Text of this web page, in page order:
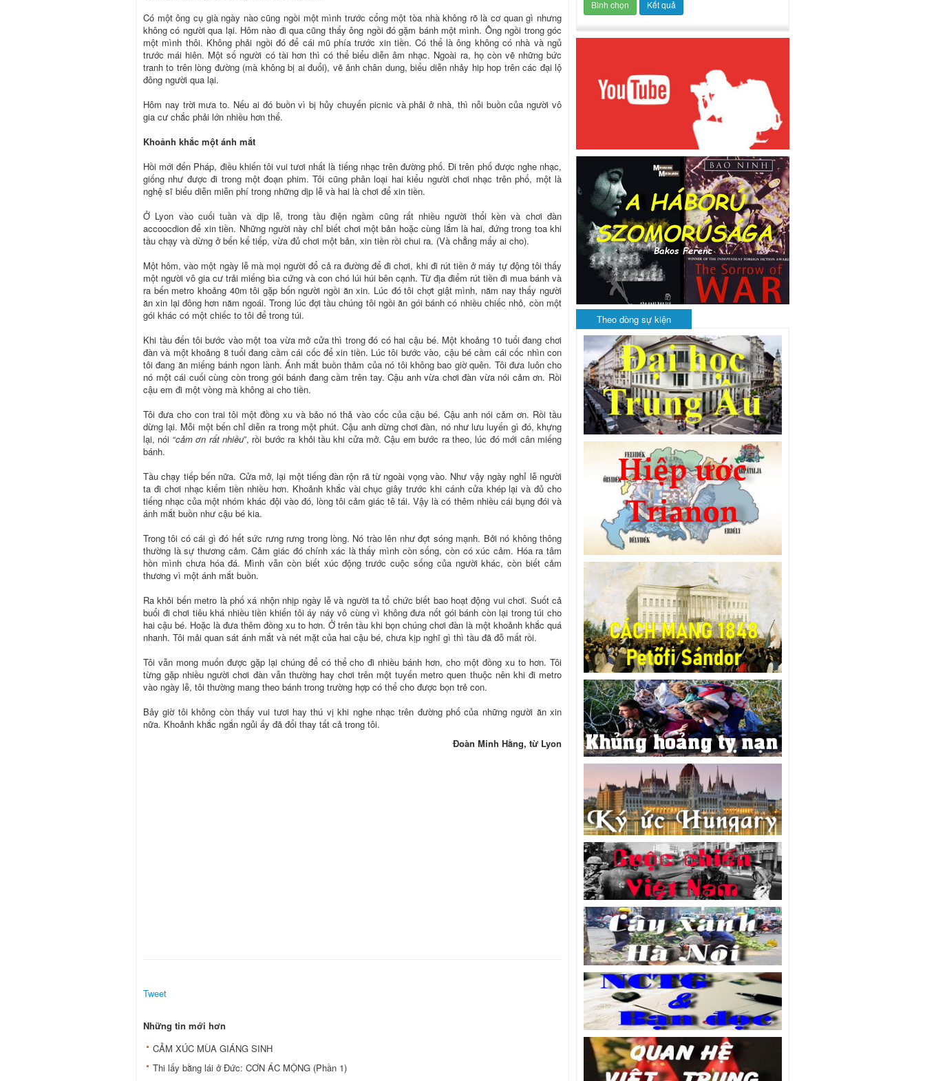
Có một ông cụ già ngày nào cũng ngồi một mình trước cổng một tòa nhà không rõ là cơ quan gì nhưng
không có người qua lại. Hôm nào đi qua cũng thấy ông ngồi đó gặm bánh một mình. Ông ngồi trong góc
một mình thôi. Không phải ngồi đó để cái mũ phía trước xin tiền. Có thể là ông không có nhà và ngủ
trước mái hiên. Một số người có tài hơn thì có thể biểu diễn âm nhạc. Ngoài ra, họ còn vẽ những bức
tranh to trên lòng đường (mà không bị ai đuổi), vẽ ảnh chân dung, biểu diễn nhảy hip hop trên các đại lộ
đông người qua lại.
Hôm nay trời mưa to. Nếu ai đó buồn vì bị hủy chuyến picnic và phải ở nhà, thì nỗi buồn của người vô
gia cư chắc phải lớn nhiều hơn thế.
Khoảnh khắc một ánh mắt
Hồi mới đến Pháp, điều khiến tôi vui tươi nhất là tiếng nhạc trên đường phố. Đi trên phố được nghe nhạc,
giống như được đi trong một đoạn phim. Tôi cũng phân loại hai kiểu người chơi nhạc trên phố, một là
nghệ sĩ biểu diễn miễn phí trong những dịp lễ và hai là chơi để xin tiền.
Ở Lyon vào cuối tuần và dịp lễ, trong tầu điện ngầm cũng rất nhiều người thổi kèn và chơi đàn
accoocdion để xin tiền. Những người này chỉ biết chơi một bản hoặc cùng lắm là hai, đứng trong toa khi
tầu chạy và dừng ở bến kế tiếp, vừa đủ chơi một bản, xin tiền rồi chui ra. (Và chẳng mấy ai cho).
Một hôm, vào một ngày lễ mà mọi người đổ cả ra đường để đi chơi, khi đi rút tiền ở máy tự động tôi thấy
một người vô gia cư trải miếng bìa cứng và con chó lúi húi bên cạnh. Từ địa điểm rút tiền đi mua bánh và
ra bến metro khoảng 40m tôi gặp bốn người ngồi ăn xin. Lúc đó tôi chợt giật mình, năm nay thấy người
ăn xin lại đông hơn năm ngoái. Trong lúc đợi tầu chúng tôi ngồi ăn gói bánh có nhiều chiếc nhỏ, còn một
gói khác có một chiếc to tôi để trong túi.
Khi tầu đến tôi bước vào một toa vừa mở cửa thì trong đó có hai cậu bé. Một khoảng 10 tuổi đang chơi
đàn và một khoảng 8 tuổi đang cầm cái cốc để xin tiền. Lúc tôi bước vào, cậu bé cầm cái cốc nhìn con
tôi đang ăn miếng bánh ngon lành. Ánh mắt buồn thảm của nó tôi không bao giờ quên. Tôi đưa luôn cho
nó một cái cuối cùng còn trong gói bánh đang cầm trên tay. Cậu anh vừa chơi đàn vừa nói cảm ơn. Rồi
cậu em đi một vòng mà không ai cho tiền.
Tôi đưa cho con trai tôi một đồng xu và bảo nó thả vào cốc của cậu bé. Cậu anh nói cảm ơn. Rồi tầu
dừng lại. Mỗi một bến chỉ diễn ra trong một phút. Cậu anh dừng chơi đàn, nó như lưu luyến gì đó, khựng
lại, nói “cảm ơn rất nhiều”, rồi bước ra khỏi tầu khi cửa mở. Cậu em bước ra theo, lúc đó mới cân miếng
bánh.
Tầu chạy tiếp bến nữa. Cửa mở, lại một tiếng đàn rộn rã từ ngoài vọng vào. Như vậy ngày nghỉ lễ người
ta đi chơi nhạc kiếm tiền nhiều hơn. Khoảnh khắc vài chục giây trước khi cánh cửa khép lại và đủ cho
tiếng nhạc của một nhóm khác đội vào đó, lòng tôi cảm giác tê tái. Vậy là có thêm nhiều cái bụng đói và
ánh mắt buồn như cậu bé kia.
Trong tôi có cái gì đó hết sức rưng rưng trong lòng. Nó trào lên như đợt sóng mạnh. Bởi nó không thông
thường là sự thương cảm. Cảm giác đó chính xác là thấy mình còn sống, còn có xúc cảm. Hóa ra tâm
hồn mình chưa hóa đá. Mình vẫn còn biết xúc động trước cuộc sống của người khác, còn biết cảm
thương vì một ánh mắt buồn.
Ra khỏi bến metro là phố xá nhộn nhịp ngày lễ và người ta tổ chức biết bao hoạt động vui chơi. Suốt cả
buổi đi chơi tiêu khá nhiều tiền khiến tôi áy náy vô cùng vì không đưa nốt gói bánh còn lại trong túi cho
hai cậu bé. Hoặc là đưa thêm đồng xu to hơn. Ở trên tầu khi bọn chúng chơi đàn là một khoảnh khắc quá
nhanh. Tôi mải quan sát ánh mắt và nét mặt của hai cậu bé, chưa kịp nghĩ gì thì tầu đã đỗ mất rồi.
Tôi vẫn mong muốn được gặp lại chúng để có thể cho đi nhiều bánh hơn, cho một đồng xu to hơn. Tôi
từng gặp nhiều người chơi đàn vẫn thường hay chơi trên một tuyến metro quen thuộc nên khi đi metro
vào ngày lễ, tôi thường mang theo bánh trong trường hợp có thể cho được bọn trẻ con.
Bây giờ tôi không còn thấy vui tươi hay thú vị khi nghe nhạc trên đường phố của những người ăn xin
nữa. Khoảnh khắc ngắn ngủi ấy đã đổi thay tất cả trong tôi.
Đoàn Minh Hằng, từ Lyon
Tweet
Những tin mới hơn
CẢM XÚC MÙA GIÁNG SINH
Thi lấy bằng lái ở Đức: CƠN ÁC MỘNG (Phần 1)
Theo dòng sự kiện